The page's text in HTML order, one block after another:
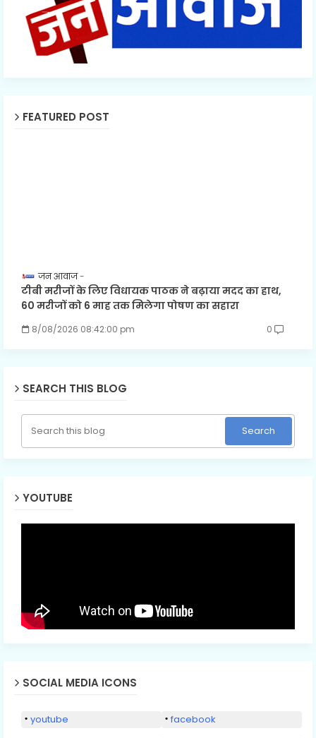
FEATURED POST
जन आवाज
टीबी मरीजों के लिए विधायक पाठक ने बढ़ाया मदद का हाथ,
60 मरीजों को 6 माह तक मिलेगा पोषण का सहारा
8/08/2026 08:42:00 pm 0
SEARCH THIS BLOG
YOUTUBE
SOCIAL MEDIA ICONS
youtube facebook